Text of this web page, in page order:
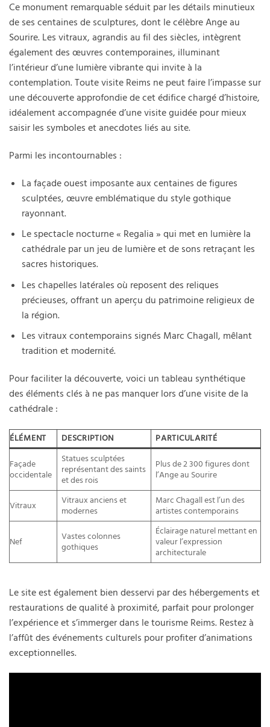
Ce monument remarquable séduit par les détails minutieux
de ses centaines de sculptures, dont le célèbre Ange au
Sourire. Les vitraux, agrandis au fil des siècles, intègrent
également des œuvres contemporaines, illuminant
l’intérieur d’une lumière vibrante qui invite à la
contemplation. Toute visite Reims ne peut faire l’impasse sur
une découverte approfondie de cet édifice chargé d’histoire,
idéalement accompagnée d’une visite guidée pour mieux
saisir les symboles et anecdotes liés au site.
Parmi les incontournables :
La façade ouest imposante aux centaines de figures
sculptées, œuvre emblématique du style gothique
rayonnant.
Le spectacle nocturne « Regalia » qui met en lumière la
cathédrale par un jeu de lumière et de sons retraçant les
sacres historiques.
Les chapelles latérales où reposent des reliques
précieuses, offrant un aperçu du patrimoine religieux de
la région.
Les vitraux contemporains signés Marc Chagall, mêlant
tradition et modernité.
Pour faciliter la découverte, voici un tableau synthétique
des éléments clés à ne pas manquer lors d’une visite de la
cathédrale :
ÉLÉMENT DESCRIPTION PARTICULARITÉ
Façade
occidentale
Statues sculptées
représentant des saints
et des rois
Plus de 2 300 figures dont
l’Ange au Sourire
Vitraux
Vitraux anciens et
modernes
Marc Chagall est l’un des
artistes contemporains
Nef
Vastes colonnes
gothiques
Éclairage naturel mettant en
valeur l’expression
architecturale
Le site est également bien desservi par des hébergements et
restaurations de qualité à proximité, parfait pour prolonger
l’expérience et s’immerger dans le tourisme Reims. Restez à
l’affût des événements culturels pour profiter d’animations
exceptionnelles.